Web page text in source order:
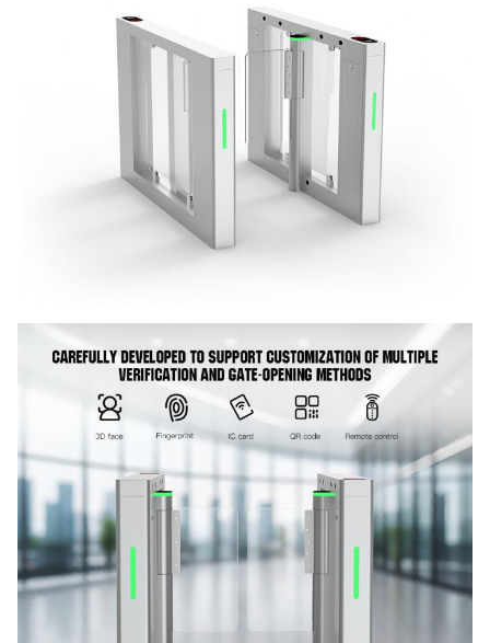
Breedte van het
600 tot 860 mm
schommelarm
10 mm acryl deurpaneel
Grootte van het
1400*130*965 mm
Gewicht van de
verpakking
Ongeveer 70 kg (eenzijdige
weg)